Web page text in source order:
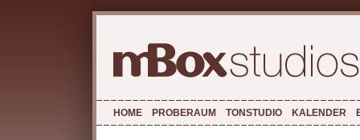
HOME PROBERAUM TONSTUDIO KALENDER